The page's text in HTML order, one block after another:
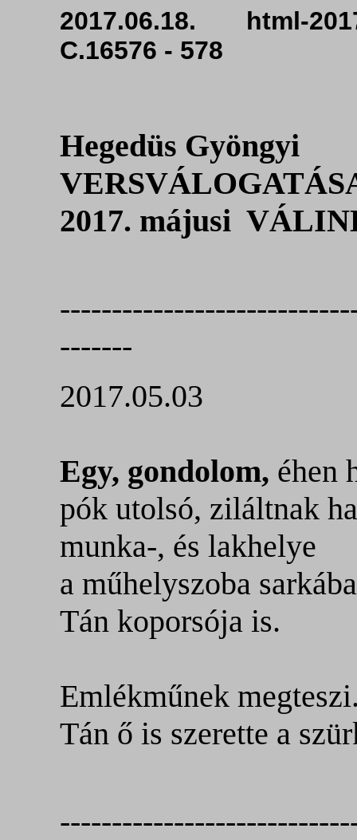
2017.06.18. html-
C.16576 - 578
Hegedüs Gyöngyi
2017. májusi
-------
2017.05.03
Egy, gondolom, éhen
pók utolsó, ziláltnak
munka-, és lakhelye
a műhelyszoba
Tán koporsója is.
Emlékműnek
Tán ő is szerette a